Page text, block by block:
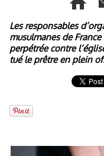
Les responsables
musulmanes de
perpétrée contre
tué le prêtre en plein